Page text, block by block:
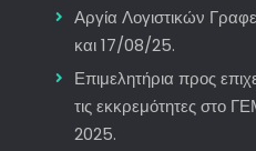
Αργία Λογιστικών
και 17/08/25.
Επιμελητήρια προς
τις εκκρεμότητες στο
2025.